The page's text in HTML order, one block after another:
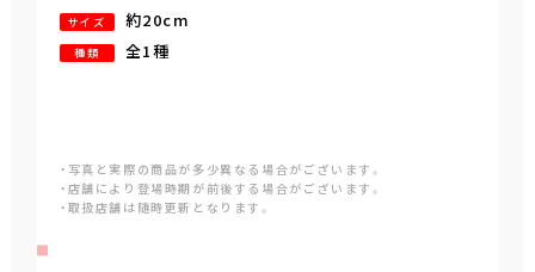
サイズ 約20cm
種類 全1種
・写真と実際の商品が多少異なる場合がございます。
・店舗により登場時期が前後する場合がございます。
・取扱店舗は随時更新となります。